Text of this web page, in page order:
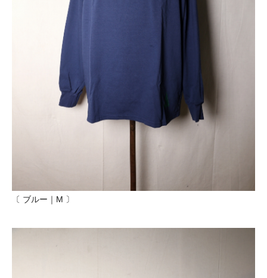
〔 ブルー｜M 〕